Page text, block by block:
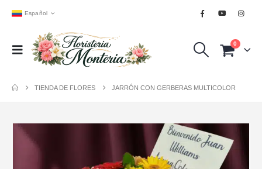
Español
0
TIENDA DE FLORES JARRÓN CON GERBERAS MULTICOLOR